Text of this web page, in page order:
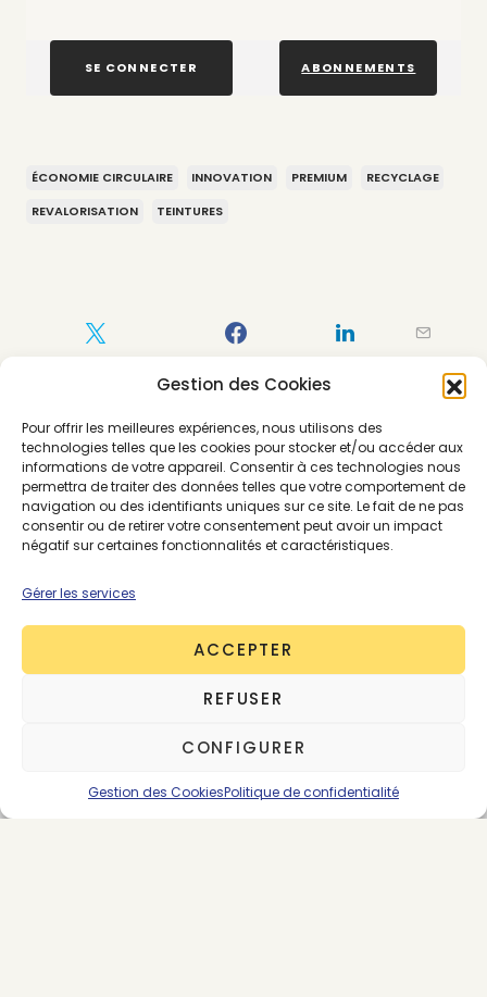
Gestion des Cookies
Pour offrir les meilleures expériences, nous utilisons des
technologies telles que les cookies pour stocker et/ou accéder aux
informations de votre appareil. Consentir à ces technologies nous
permettra de traiter des données telles que votre comportement de
navigation ou des identifiants uniques sur ce site. Le fait de ne pas
consentir ou de retirer votre consentement peut avoir un impact
négatif sur certaines fonctionnalités et caractéristiques.
Gérer les services
ACCEPTER
REFUSER
CONFIGURER
Gestion des CookiesPolitique de confidentialité
SE CONNECTER ABONNEMENTS
ÉCONOMIE CIRCULAIRE INNOVATION PREMIUM
RECYCLAGE
REVALORISATION
TEINTURES
About the Author
Victoire Satto
Fondatrice & CEO